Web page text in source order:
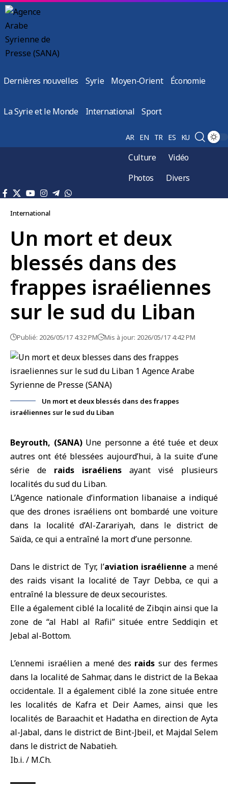
Dernières nouvelles Syrie Moyen-Orient Économie
La Syrie et le Monde International Sport
AR EN TR ES KU
Culture
Vidéo
Photos
Divers
International
Un mort et deux
blessés dans des
frappes israéliennes
sur le sud du Liban
Publié: 2026/05/17 4:32 PM Mis à jour: 2026/05/17 4:42 PM
Un mort et deux blessés dans des frappes
israéliennes sur le sud du Liban
Beyrouth, (SANA)Une personne a été tuée et deux
autres ont été blessées aujourd’hui, à la suite d’une
série de raids israéliens ayant visé plusieurs
localités du sud du Liban.
L’Agence nationale d’information libanaise a indiqué
que des drones israéliens ont bombardé une voiture
dans la localité d’Al-Zarariyah, dans le district de
Saïda, ce qui a entraîné la mort d’une personne.
Dans le district de Tyr, l’aviation israélienne a mené
des raids visant la localité de Tayr Debba, ce qui a
entraîné la blessure de deux secouristes.
Elle a également ciblé la localité de Zibqin ainsi que la
zone de “al Habl al Rafii” située entre Seddiqin et
Jebal al-Bottom.
L’ennemi israélien a mené des raids sur des fermes
dans la localité de Sahmar, dans le district de la Bekaa
occidentale. Il a également ciblé la zone située entre
les localités de Kafra et Deir Aames, ainsi que les
localités de Baraachit et Hadatha en direction de Ayta
al-Jabal, dans le district de Bint-Jbeil, et Majdal Selem
dans le district de Nabatieh.
Ib.i. / M.Ch.